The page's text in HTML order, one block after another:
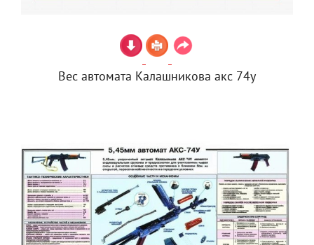
Вес автомата Калашникова акс 74у